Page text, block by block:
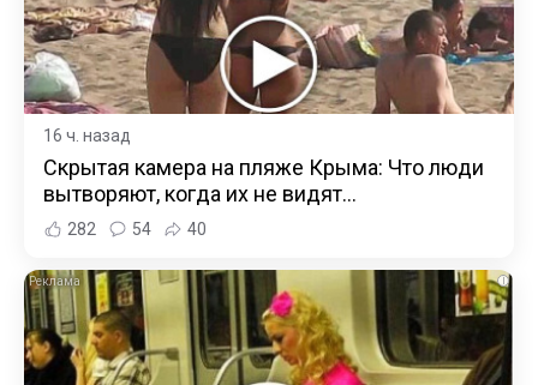
16 ч. назад
Скрытая камера на пляже Крыма: Что люди
вытворяют, когда их не видят...
282 54 40
i